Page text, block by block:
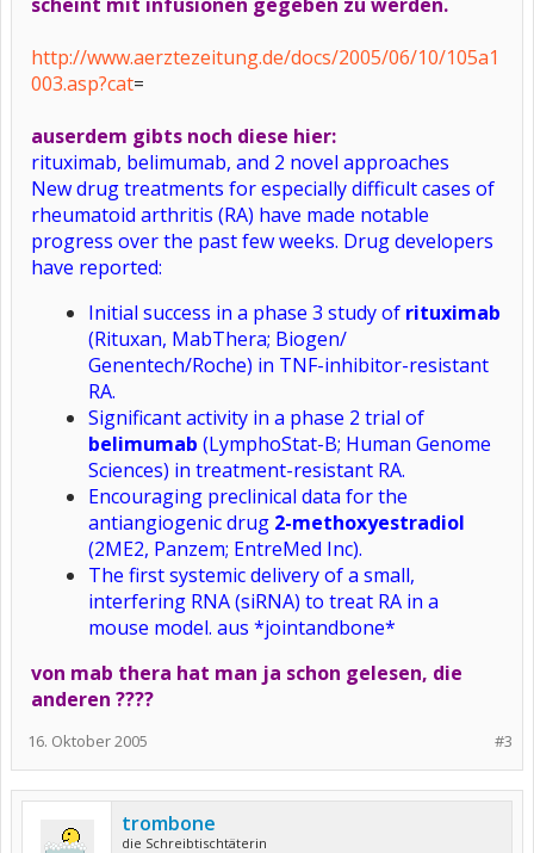
http://www.aerztezeitung.de/docs/2005/06/10/105a1
003.asp?cat=
auserdem gibts noch diese hier:
rituximab, belimumab, and 2 novel approaches
New drug treatments for especially difficult cases of
rheumatoid arthritis (RA) have made notable
progress over the past few weeks. Drug developers
have reported:
Initial success in a phase 3 study of rituximab
(Rituxan, MabThera; Biogen/
Genentech/Roche) in TNF-inhibitor-resistant
RA.
Significant activity in a phase 2 trial of
belimumab (LymphoStat-B; Human Genome
Sciences) in treatment-resistant RA.
Encouraging preclinical data for the
antiangiogenic drug 2-methoxyestradiol
(2ME2, Panzem; EntreMed Inc).
The first systemic delivery of a small,
interfering RNA (siRNA) to treat RA in a
mouse model. aus *jointandbone*
von mab thera hat man ja schon gelesen, die
anderen ????
#3
16. Oktober 2005
trombone
die Schreibtischtäterin